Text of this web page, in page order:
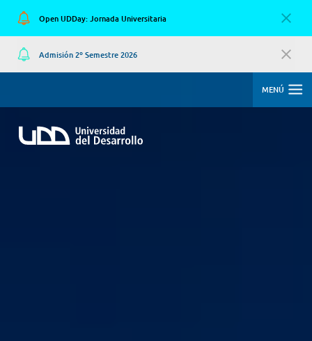
MENÚ
Open UDDay: Jornada Universitaria
Admisión 2º Semestre 2026